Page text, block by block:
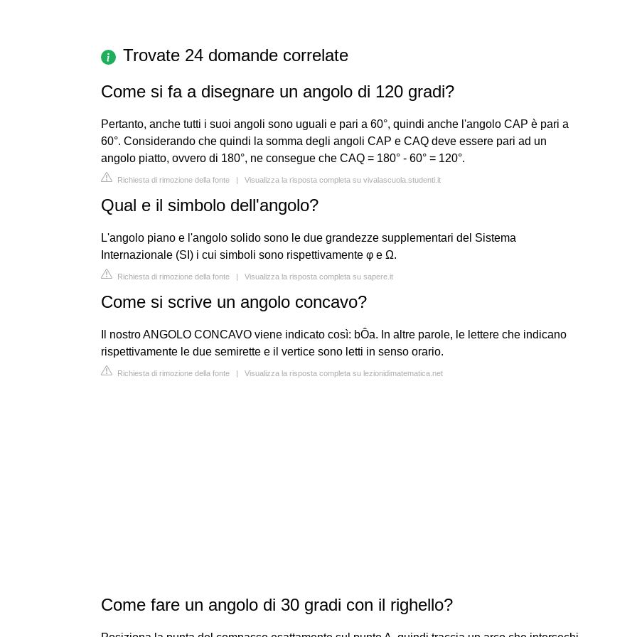
Trovate 24 domande correlate
Come si fa a disegnare un angolo di 120 gradi?
Pertanto, anche tutti i suoi angoli sono uguali e pari a 60°, quindi anche l'angolo CAP è pari a
60°. Considerando che quindi la somma degli angoli CAP e CAQ deve essere pari ad un
angolo piatto, ovvero di 180°, ne consegue che CAQ = 180° - 60° = 120°.
Richiesta di rimozione della fonte | Visualizza la risposta completa su vivalascuola.studenti.it
Qual e il simbolo dell'angolo?
L'angolo piano e l'angolo solido sono le due grandezze supplementari del Sistema
Internazionale (SI) i cui simboli sono rispettivamente φ e Ω.
Richiesta di rimozione della fonte | Visualizza la risposta completa su sapere.it
Come si scrive un angolo concavo?
Il nostro ANGOLO CONCAVO viene indicato così: bÔa. In altre parole, le lettere che indicano
rispettivamente le due semirette e il vertice sono letti in senso orario.
Richiesta di rimozione della fonte | Visualizza la risposta completa su lezionidimatematica.net
Come fare un angolo di 30 gradi con il righello?